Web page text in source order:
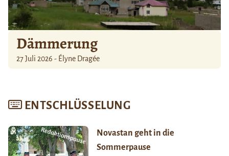
Dämmerung
27 Juli 2026 - Élyne Dragée
ENTSCHLÜSSELUNG
Novastan geht in die
Sommerpause